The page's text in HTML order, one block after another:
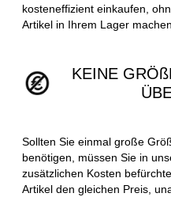
kosteneffizient einkaufen,
Artikel in Ihrem Lager
KEINE
Sollten Sie einmal große
benötigen, müssen Sie in
zusätzlichen Kosten
Artikel den gleichen Preis,